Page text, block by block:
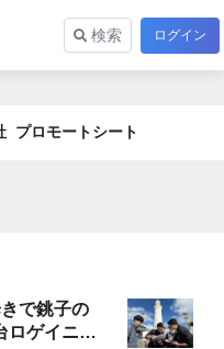
検索 ログイン
プロモートシート
で銚子の
ロゲイニン